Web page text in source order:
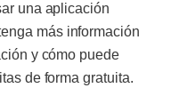
una aplicación
más información
y cómo puede
de forma gratuita.